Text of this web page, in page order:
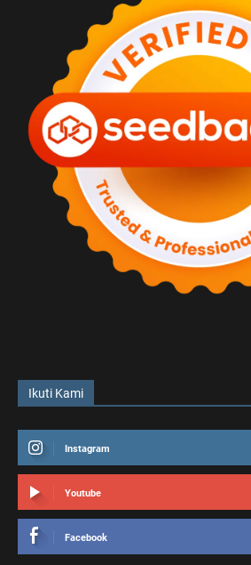
Ikuti Kami
Instagram
Youtube
Facebook